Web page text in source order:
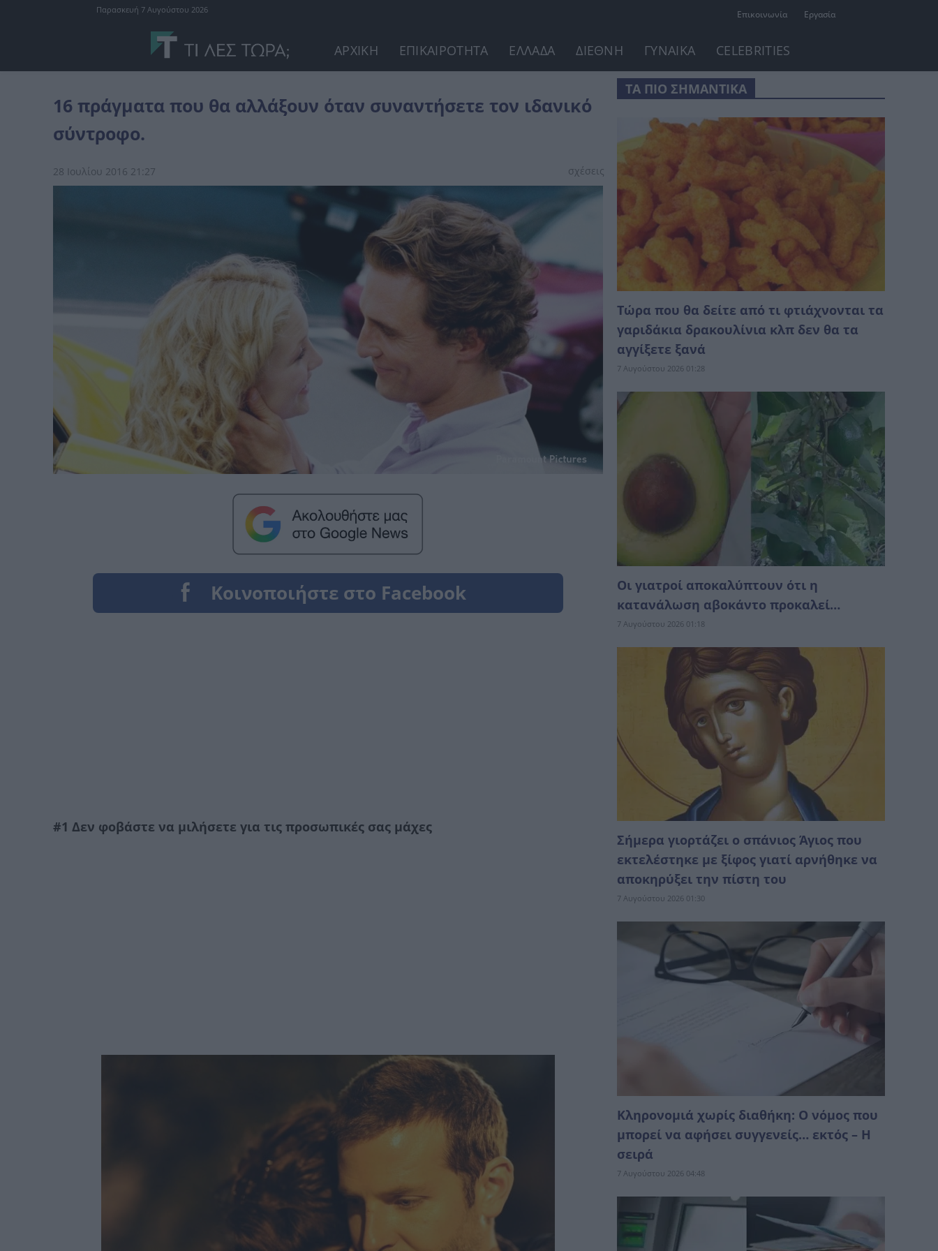
Επικοινωνία Εργασία
Παρασκευή 7 Αυγούστου 2026
ΑΡΧΙΚΗ ΕΠΙΚΑΙΡΟΤΗΤΑ ΕΛΛΑΔΑ ΔΙΕΘΝΗ ΓΥΝΑΙΚΑ CELEBRITIES
16 πράγματα που θα αλλάξουν όταν συναντήσετε τον ιδανικό
σύντροφο.
28 Ιουλίου 2016 21:27 σχέσεις
#1 Δεν φοβάστε να μιλήσετε για τις προσωπικές σας μάχες
ΤΑ ΠΙΟ ΣΗΜΑΝΤΙΚΑ
Τώρα που θα δείτε από τι φτιάχνονται τα
γαριδάκια δρακουλίνια κλπ δεν θα τα
αγγίξετε ξανά
7 Αυγούστου 2026 01:28
Οι γιατροί αποκαλύπτουν ότι η
κατανάλωση αβοκάντο προκαλεί…
7 Αυγούστου 2026 01:18
Σήμερα γιορτάζει ο σπάνιος Άγιος που
εκτελέστηκε με ξίφος γιατί αρνήθηκε να
αποκηρύξει την πίστη του
7 Αυγούστου 2026 01:30
Κληρονομιά χωρίς διαθήκη: Ο νόμος που
μπορεί να αφήσει συγγενείς… εκτός – Η
σειρά
7 Αυγούστου 2026 04:48